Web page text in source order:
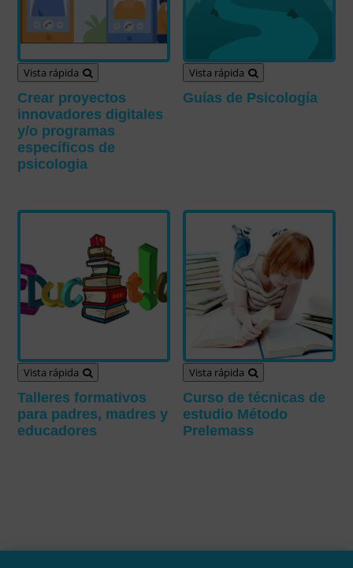
Vista rápida
Crear proyectos
innovadores digitales
y/o programas
específicos de
psicologia
Vista rápida
Guías de Psicología
Vista rápida
Talleres formativos
para padres, madres y
educadores
Vista rápida
Curso de técnicas de
estudio Método
Prelemass